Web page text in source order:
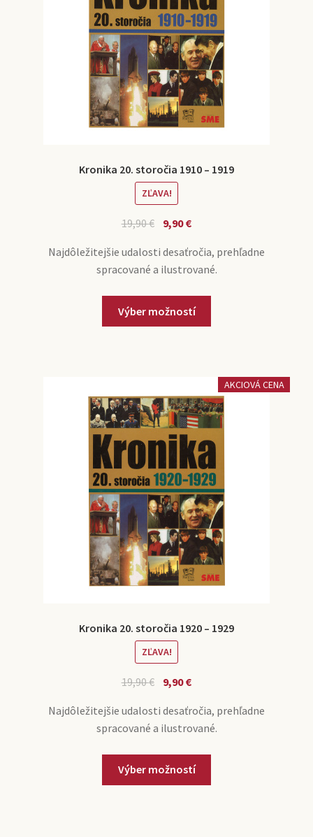
Kronika 20. storočia 1910 – 1919
ZĽAVA!
19,90€ 9,90€
Najdôležitejšie udalosti desaťročia, prehľadne
spracované a ilustrované.
Výber možností
AKCIOVÁ CENA
Kronika 20. storočia 1920 – 1929
ZĽAVA!
19,90€ 9,90€
Najdôležitejšie udalosti desaťročia, prehľadne
spracované a ilustrované.
Výber možností